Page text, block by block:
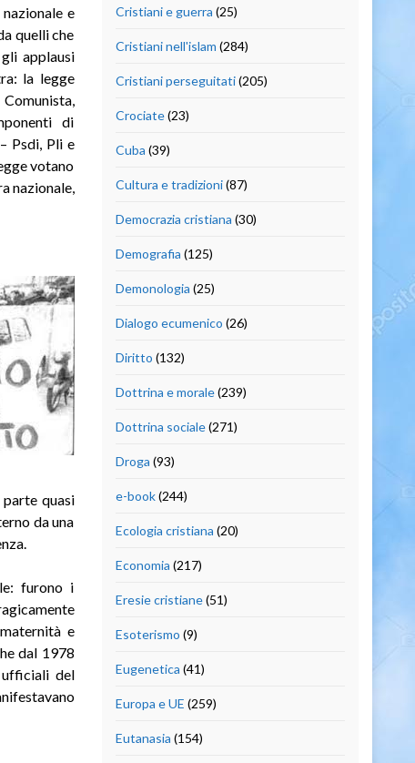
e
quelli che
applausi
la legge
di
Psdi, Pli e
votano
nazionale,
quasi
da una
furono i
e
dal 1978
del
Cristiani e guerra (25)
Cristiani nell'islam (284)
Cristiani perseguitati(205)
Crociate(23)
Cuba (39)
Cultura e tradizioni(87)
Democrazia cristiana (30)
Demografia (125)
Demonologia (25)
Dialogo ecumenico (26)
Diritto (132)
Dottrina e morale(239)
Dottrina sociale(271)
Droga (93)
e-book(244)
Ecologia cristiana (20)
Economia (217)
Eresie cristiane(51)
Esoterismo (9)
Eugenetica (41)
Europa e UE (259)
Eutanasia (154)